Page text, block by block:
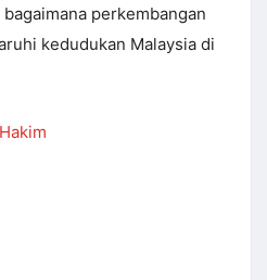
perkembangan
kedudukan Malaysia di